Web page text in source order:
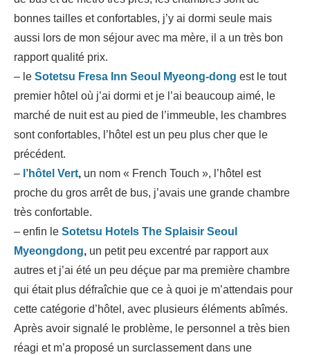
bonnes tailles et confortables, j’y ai dormi seule mais
aussi lors de mon séjour avec ma mère, il a un très bon
rapport qualité prix.
– le Sotetsu Fresa Inn Seoul Myeong-dong est le tout
premier hôtel où j’ai dormi et je l’ai beaucoup aimé, le
marché de nuit est au pied de l’immeuble, les chambres
sont confortables, l’hôtel est un peu plus cher que le
précédent.
– l’hôtel Vert, un nom « French Touch », l’hôtel est
proche du gros arrêt de bus, j’avais une grande chambre
très confortable.
– enfin le Sotetsu Hotels The Splaisir Seoul
Myeongdong, un petit peu excentré par rapport aux
autres et j’ai été un peu déçue par ma première chambre
qui était plus défraîchie que ce à quoi je m’attendais pour
cette catégorie d’hôtel, avec plusieurs éléments abîmés.
Après avoir signalé le problème, le personnel a très bien
réagi et m’a proposé un surclassement dans une